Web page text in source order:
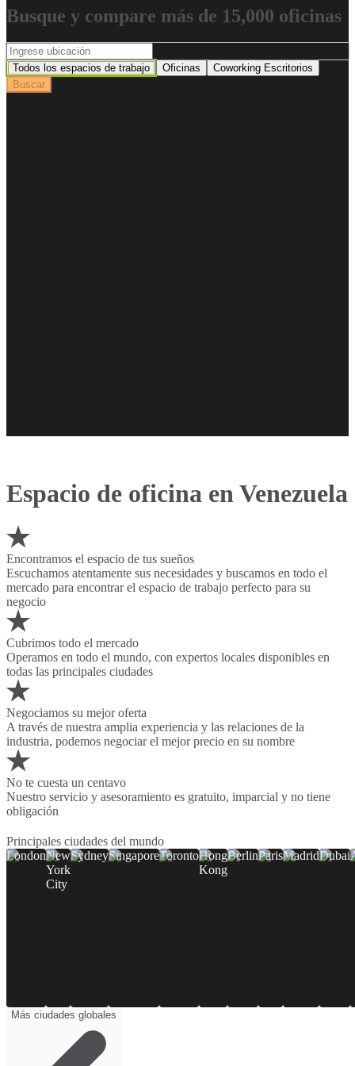
Busque y compare más de 15,000 oficinas
Todos los espacios de trabajo Oficinas
Coworking Escritorios
Buscar
Espacio de oficina en Venezuela
Encontramos el espacio de tus sueños
Escuchamos atentamente sus necesidades y buscamos en todo el
mercado para encontrar el espacio de trabajo perfecto para su
negocio
Cubrimos todo el mercado
Operamos en todo el mundo, con expertos locales disponibles en
todas las principales ciudades
Negociamos su mejor oferta
A través de nuestra amplia experiencia y las relaciones de la
industria, podemos negociar el mejor precio en su nombre
No te cuesta un centavo
Nuestro servicio y asesoramiento es gratuito, imparcial y no tiene
obligación
Principales ciudades del mundo
LondonNew
York
City
SydneySingaporeTorontoHong
Kong
BerlinParisMadridDubai
Más ciudades globales